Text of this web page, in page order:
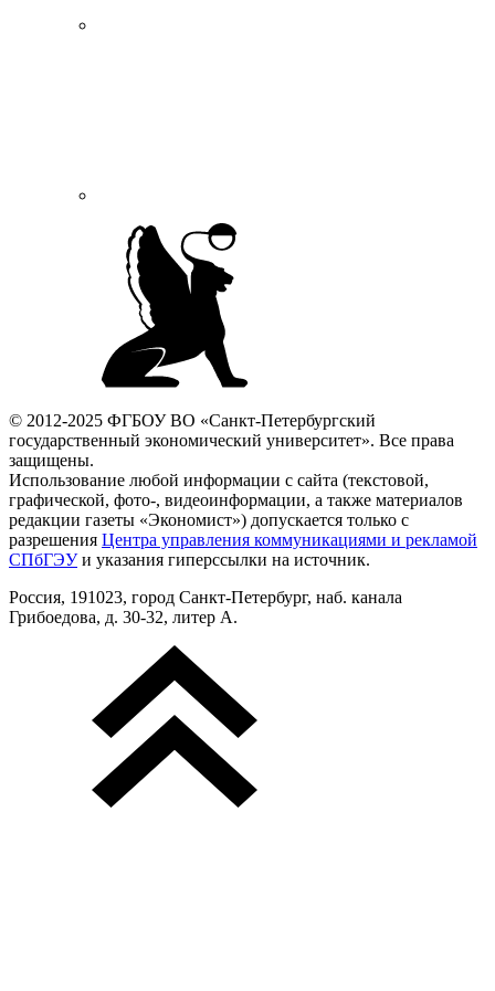
© 2012-2025 ФГБОУ ВО «Санкт-Петербургский
государственный экономический университет». Все права
защищены.
Использование любой информации с сайта (текстовой,
графической, фото-, видеоинформации, а также материалов
редакции газеты «Экономист») допускается только с
разрешения Центра управления коммуникациями и рекламой
СПбГЭУи указания гиперссылки на источник.
Россия, 191023, город Санкт-Петербург, наб. канала
Грибоедова, д. 30-32, литер А.